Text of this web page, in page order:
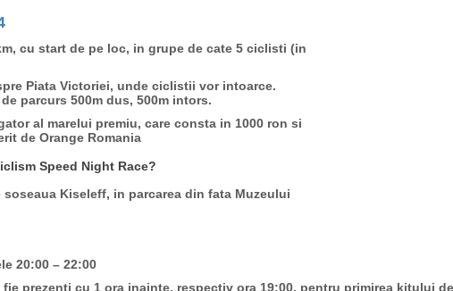
cu start de pe loc, in grupe de cate 5 ciclisti (in
Piata Victoriei, unde ciclistii vor intoarce.
parcurs 500m dus, 500m intors.
al marelui premiu, care consta in 1000 ron si
de Orange Romania
Speed Night Race?
Kiseleff, in parcarea din fata Muzeului
20:00 – 22:00
prezenti cu 1 ora inainte, respectiv ora 19:00, pentru primirea kitului de